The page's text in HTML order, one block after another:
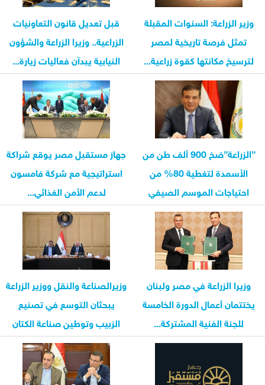
وزير الزراعة: السنوات المقبلة
تمثل فرصة تاريخية لمصر
لترسيخ مكانتها كقوة زراعية...
قبل تعديل قانون التعاونيات
الزراعية.. وزيرا الزراعة والشؤون
النيابية يبدآن فعاليات زيارة...
”الزراعة”ضخ 900 ألف طن من
الأسمدة لتغطية 80% من
احتياجات الموسم الصيفي
جهاز مستقبل مصر يوقع شراكة
استراتيجية مع شركة فامسون
لدعم الأمن الغذائي...
وزيرا الزراعة في مصر ولبنان
يختتمان أعمال الدورة الخامسة
للجنة الفنية المشتركة...
وزيرالصناعة والنقل ووزير الزراعة
يبحثان التوسع في تصنيع
الزبيب وتوطين صناعة الكتان